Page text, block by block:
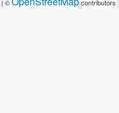
| © contributors